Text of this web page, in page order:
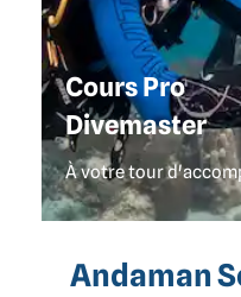
Cours Pro
Divemaster
À votre tour
Andaman